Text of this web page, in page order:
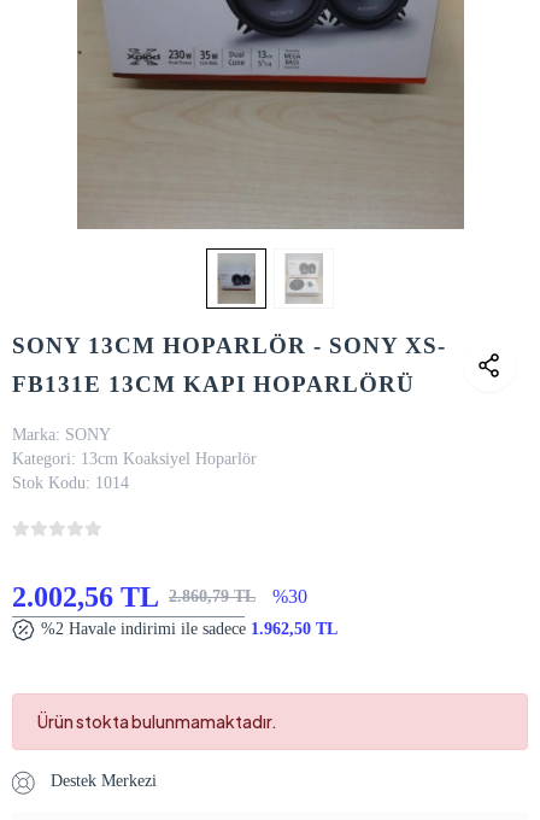
SONY 13CM HOPARLÖR - SONY XS-
FB131E 13CM KAPI HOPARLÖRÜ
Marka: SONY
Kategori: 13cm Koaksiyel Hoparlör
Stok Kodu: 1014
2.002,56 TL 2.860,79 TL %30
%2 Havale indirimi ile sadece 1.962,50 TL
Ürün stokta bulunmamaktadır.
Destek Merkezi